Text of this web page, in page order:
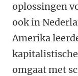
oplossingen
ook in
Amerika
omgaat met